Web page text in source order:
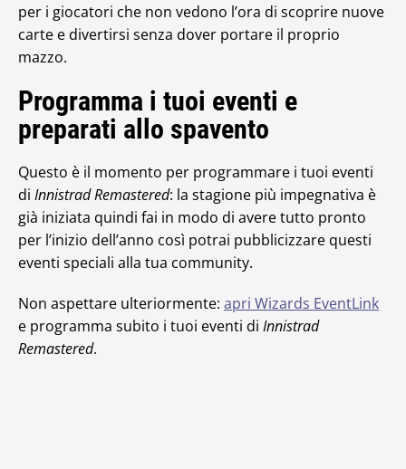
per i giocatori che non vedono l’ora di scoprire nuove
carte e divertirsi senza dover portare il proprio
mazzo.
Programma i tuoi eventi e
preparati allo spavento
Questo è il momento per programmare i tuoi eventi
di Innistrad Remastered: la stagione più impegnativa è
già iniziata quindi fai in modo di avere tutto pronto
per l’inizio dell’anno così potrai pubblicizzare questi
eventi speciali alla tua community.
Non aspettare ulteriormente: apri Wizards EventLink
e programma subito i tuoi eventi di Innistrad
Remastered.